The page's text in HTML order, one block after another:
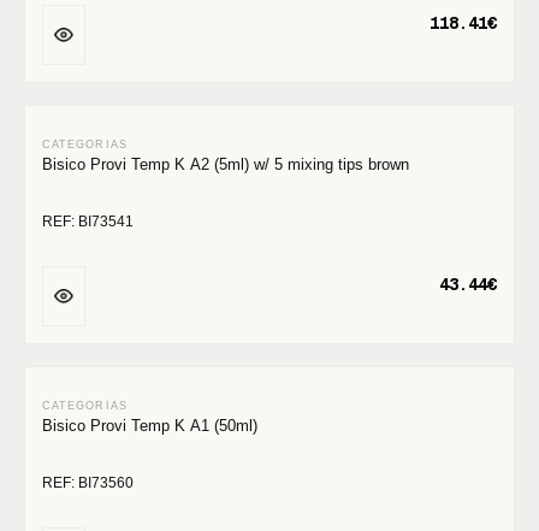
118.41€
Bisico Provi Temp K A2 (5ml) w/ 5 mixing tips brown
REF: BI73541
43.44€
Bisico Provi Temp K A1 (50ml)
REF: BI73560